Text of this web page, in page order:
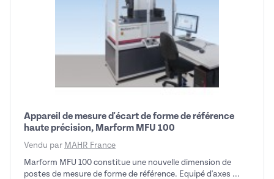
Appareil de mesure d'écart de forme de référence
haute précision, Marform MFU 100
Vendu par MAHR France
Marform MFU 100 constitue une nouvelle dimension de
postes de mesure de forme de référence. Equipé d'axes ...